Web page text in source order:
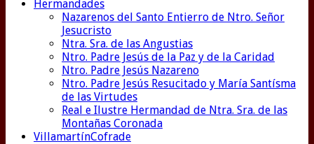
Hermandades
Nazarenos del Santo Entierro de Ntro. Señor
Jesucristo
Ntra. Sra. de las Angustias
Ntro. Padre Jesús de la Paz y de la Caridad
Ntro. Padre Jesús Nazareno
Ntro. Padre Jesús Resucitado y María Santísma
de las Virtudes
Real e Ilustre Hermandad de Ntra. Sra. de las
Montañas Coronada
VillamartínCofrade